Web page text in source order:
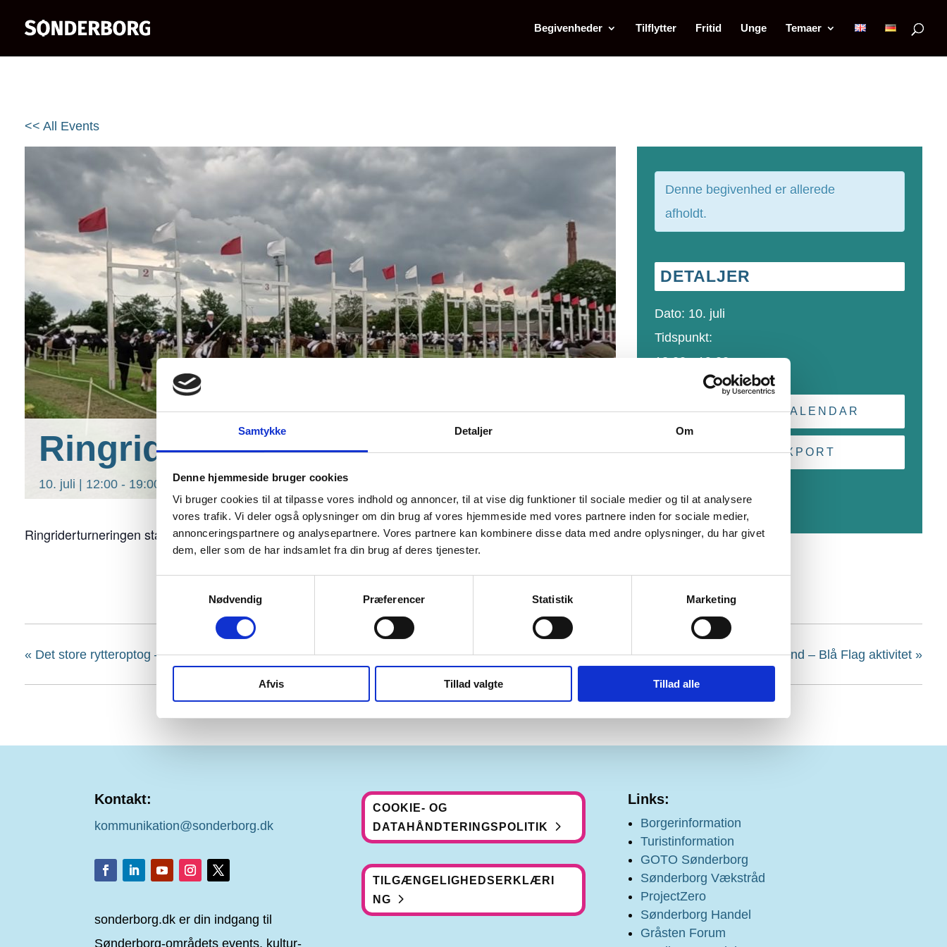
Samtykke Detaljer Om
Denne hjemmeside bruger cookies
Vi bruger cookies til at tilpasse vores indhold og annoncer, til at vise dig funktioner til sociale medier og til at analysere
vores trafik. Vi deler også oplysninger om din brug af vores hjemmeside med vores partnere inden for sociale medier,
annonceringspartnere og analysepartnere. Vores partnere kan kombinere disse data med andre oplysninger, du har givet
dem, eller som de har indsamlet fra din brug af deres tjenester.
Nødvendig
Præferencer Statistik Marketing
Afvis Tillad valgte Tillad alle
Begivenheder Tilflytter Fritid Unge Temaer
<< All Events
Ringridning – fredag
10. juli | 12:00 - 19:00
Ringriderturneringen starter i de 19 galger. Oplev det fra tribunerne. Musik ved galgerne.
Denne begivenhed er allerede
afholdt.
DETALJER
Dato: 10. juli
Tidspunkt:
12:00 - 19:00
+ GOOGLE CALENDAR
+ ICAL EXPORT
« Det store rytteroptog – fredag Strandsafari på Mommark Strand – Blå Flag aktivitet »
Kontakt:
kommunikation@sonderborg.dk
sonderborg.dk er din indgang til
Sønderborg-områdets events, kultur-
COOKIE- OG
DATAHÅNDTERINGSPOLITIK
TILGÆNGELIGHEDSERKLÆRI
NG
Links:
Borgerinformation
Turistinformation
GOTO Sønderborg
Sønderborg Vækstråd
ProjectZero
Sønderborg Handel
Gråsten Forum